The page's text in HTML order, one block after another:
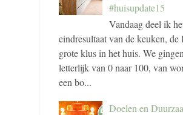
#huisupdate15
Vandaag deel ik
eindresultaat van de keuken, de
grote klus in het huis. We gingen
letterlijk van 0 naar 100, van
een bo...
Doelen en